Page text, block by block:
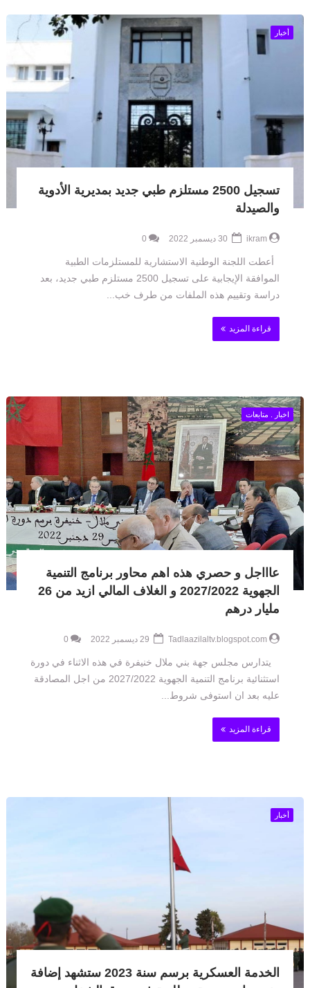
أخبار
تسجيل 2500 مستلزم طبي جديد بمديرية الأدوية
والصيدلة
ikram
0
أعطت اللجنة الوطنية الاستشارية للمستلزمات الطبية
الموافقة الإيجابية على تسجيل 2500 مستلزم طبي جديد، بعد
دراسة وتقييم هذه الملفات من طرف خب...
قراءة المزيد
اخبار . متابعات
عاااجل و حصري هذه اهم محاور برنامج التنمية
الجهوية 2027/2022 و الغلاف المالي ازيد من 26
مليار درهم
Tadlaazilaltv.blogspot.com
0
يتدارس مجلس جهة بني ملال خنيفرة في هذه الاثناء في دورة
استثنائية برنامج التنمية الجهوية 2027/2022 من اجل المصادقة
عليه بعد ان استوفى شروط...
قراءة المزيد
أخبار
الخدمة العسكرية برسم سنة 2023 ستشهد إضافة